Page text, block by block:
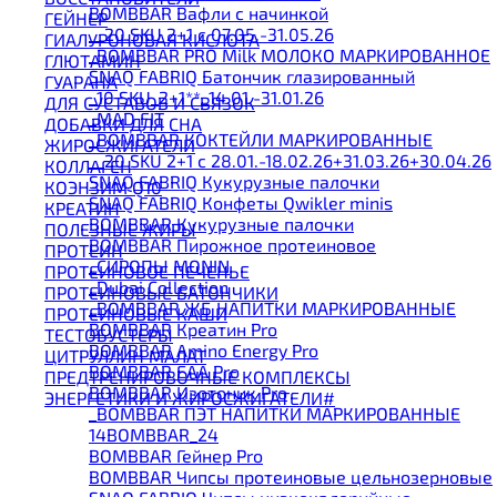
BOMBBAR Вафли с начинкой
__20 SKU 2+1 с 07.05.-31.05.26
_BOMBBAR PRO Milk МОЛОКО МАРКИРОВАННОЕ
SNAQ FABRIQ Батончик глазированный
_10 SKU_2+1**_14.01.-31.01.26
_MAD FIT
_BOMBBAR КОКТЕЙЛИ МАРКИРОВАННЫЕ
__20 SKU 2+1 с 28.01.-18.02.26+31.03.26+30.04.26
SNAQ FABRIQ Кукурузные палочки
SNAQ FABRIQ Конфеты Qwikler minis
BOMBBAR Кукурузные палочки
BOMBBAR Пирожное протеиновое
_CИРОПЫ MONIN
_Dubai Collection
_BOMBBAR ЖБ НАПИТКИ МАРКИРОВАННЫЕ
BOMBBAR Креатин Pro
BOMBBAR Amino Energy Pro
BOMBBAR EAA Pro
BOMBBAR Изотоник Pro
_BOMBBAR ПЭТ НАПИТКИ МАРКИРОВАННЫЕ
14BOMBBAR_24
BOMBBAR Гейнер Pro
BOMBBAR Чипсы протеиновые цельнозерновые
ГЕЙНЕР
ГИАЛУРОНОВАЯ КИСЛОТА
ГЛЮТАМИН
ГУАРАНА
ДЛЯ СУСТАВОВ И СВЯЗОК
ДОБАВКИ ДЛЯ СНА
ЖИРОСЖИГАТЕЛИ
КОЛЛАГЕН
КОЭНЗИМ Q10
КРЕАТИН
ПОЛЕЗНЫЕ ЖИРЫ
ПРОТЕИН
ПРОТЕИНОВОЕ ПЕЧЕНЬЕ
ПРОТЕИНОВЫЕ БАТОНЧИКИ
ПРОТЕИНОВЫЕ КАШИ
ТЕСТОБУСТЕРЫ
ЦИТРУЛЛИН МАЛАТ
ПРЕДТРЕНИРОВОЧНЫЕ КОМПЛЕКСЫ
ЭНЕРГЕТИКИ И ЖИРОСЖИГАТЕЛИ#